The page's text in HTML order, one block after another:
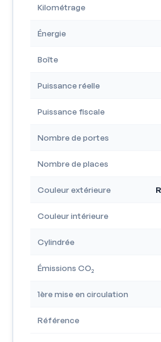
Kilométrage
Énergie
Boîte
Puissance réelle
Puissance fiscale
Nombre de portes
Nombre de places
Couleur extérieure
Couleur intérieure
Cylindrée
Émissions CO₂
1ère mise en circulation
Référence